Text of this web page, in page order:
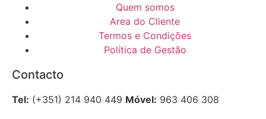
Quem somos
Area do Cliente
Termos e Condições
Política de Gestão
Contacto
Tel: (+351) 214 940 449 Móvel: 963 406 308